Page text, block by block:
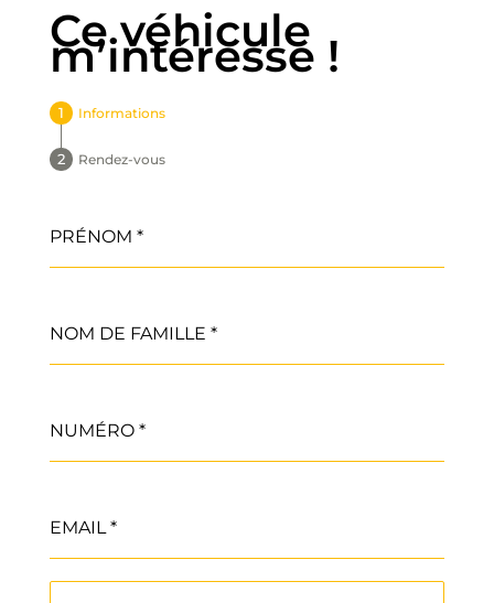
Ce véhicule
m’intéresse !
Informations
Rendez-vous
PRÉNOM *
NOM DE FAMILLE *
NUMÉRO *
EMAIL*